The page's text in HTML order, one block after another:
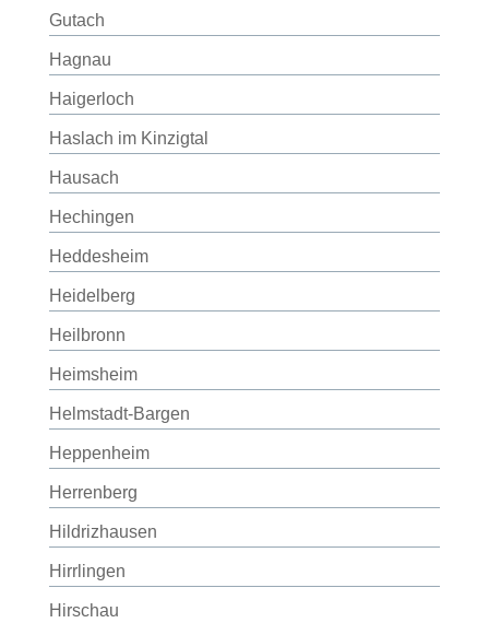
Gutach
Hagnau
Haigerloch
Haslach im Kinzigtal
Hausach
Hechingen
Heddesheim
Heidelberg
Heilbronn
Heimsheim
Helmstadt-Bargen
Heppenheim
Herrenberg
Hildrizhausen
Hirrlingen
Hirschau